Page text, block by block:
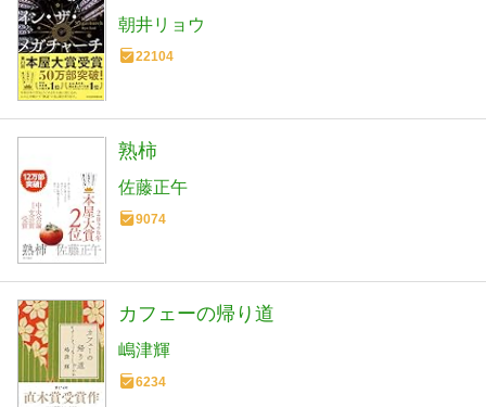
朝井リョウ
22104
熟柿
佐藤正午
9074
カフェーの帰り道
嶋津輝
6234